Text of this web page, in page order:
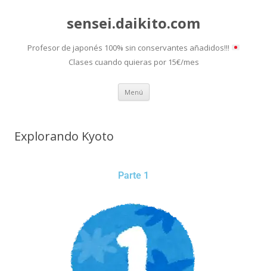
sensei.daikito.com
Profesor de japonés 100% sin conservantes añadidos!!!
Clases cuando quieras por 15€/mes
Menú Saltar
contenido
Explorando Kyoto
Parte 1